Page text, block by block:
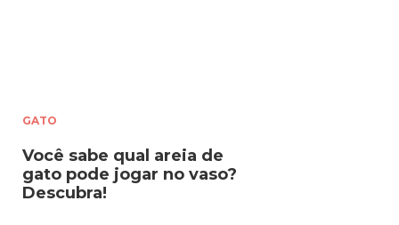
GATO
Você sabe qual areia de
gato pode jogar no vaso?
Descubra!